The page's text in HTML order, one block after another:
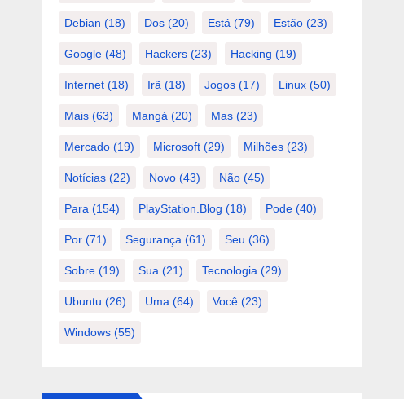
Debian (18) Dos (20) Está (79) Estão (23)
Google (48) Hackers (23) Hacking (19)
Internet (18) Irã (18) Jogos (17) Linux (50)
Mais (63) Mangá (20) Mas (23)
Mercado (19) Microsoft (29) Milhões (23)
Notícias (22) Novo (43) Não (45)
Para (154) PlayStation.Blog (18) Pode (40)
Por (71) Segurança (61) Seu (36)
Sobre (19) Sua (21) Tecnologia (29)
Ubuntu (26) Uma (64) Você (23)
Windows (55)